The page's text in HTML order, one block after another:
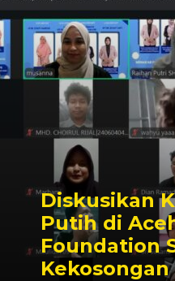
Diskusikan
Putih di
Foundation